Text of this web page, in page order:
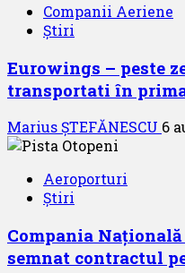
Companii Aeriene
Știri
Eurowings – peste
transportati în
Marius ȘTEFĂNESCU 6
Aeroporturi
Știri
Compania
semnat contractul